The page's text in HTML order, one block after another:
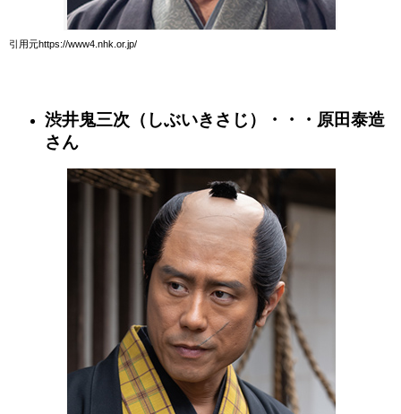
引用元https://www4.nhk.or.jp/
渋井鬼三次（しぶいきさじ）・・・原田泰造
さん